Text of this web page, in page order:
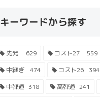
キーワードから探す
先発 629 コスト27 559
中継ぎ
474 コスト26 394
中弾道 318 高弾道 241